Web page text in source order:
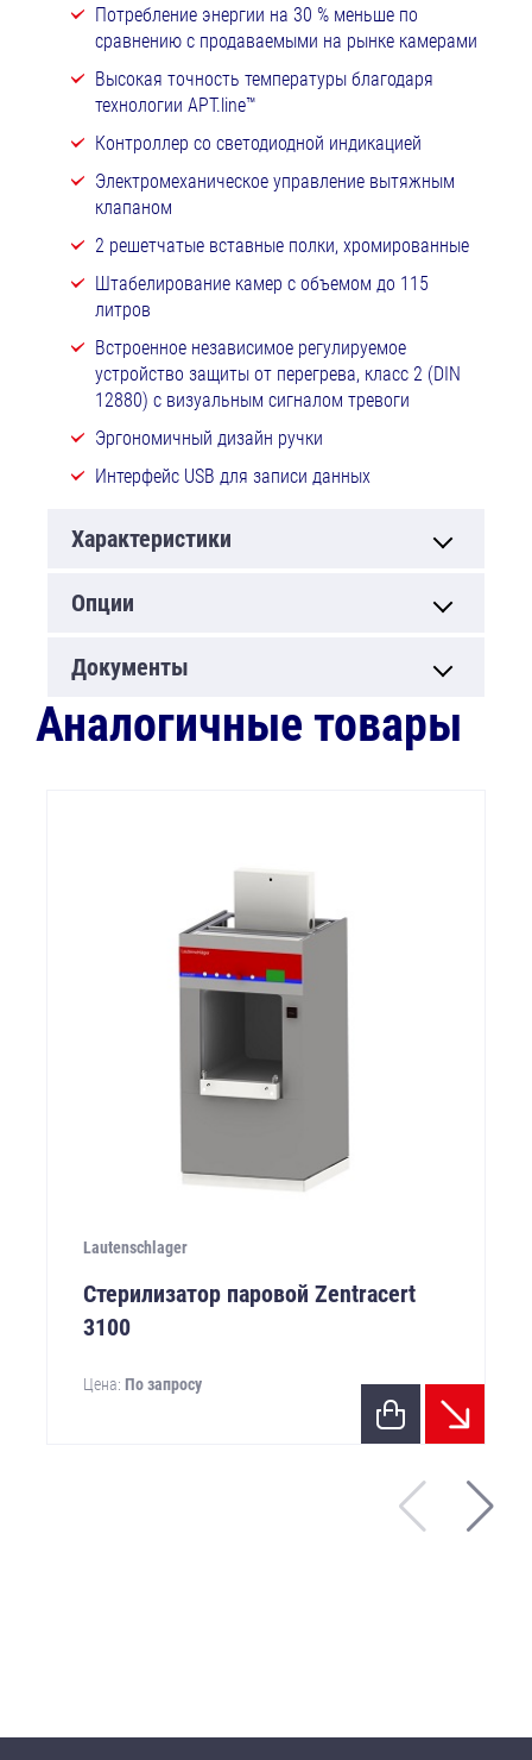
Потребление энергии на 30 % меньше по
сравнению с продаваемыми на рынке камерами
Высокая точность температуры благодаря
технологии APT.line™
Контроллер со светодиодной индикацией
Электромеханическое управление вытяжным
клапаном
2 решетчатые вставные полки, хромированные
Штабелирование камер с объемом до 115
литров
Встроенное независимое регулируемое
устройство защиты от перегрева, класс 2 (DIN
12880) с визуальным сигналом тревоги
Эргономичный дизайн ручки
Интерфейс USB для записи данных
Характеристики
Опции
Документы
Аналогичные товары
Lautenschlager
Стерилизатор паровой Zentracert
3100
Цена: По запросу